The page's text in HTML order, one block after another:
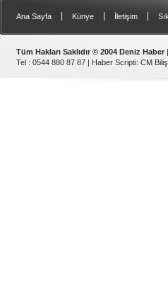
Ana Sayfa Künye İletişim
Tüm Hakları Saklıdır © 2004 Deniz Haber
Tel : 0544 880 87 87 | Haber Scripti: CM